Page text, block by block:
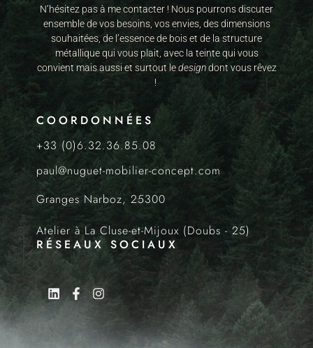
N’hésitez pas à me contacter ! Nous pourrons discuter
ensemble de vos besoins, vos envies, des dimensions
souhaitées, de l’essence de bois et de la structure
métallique qui vous plait, avec la teinte qui vous
convient mais aussi et surtout ledesigndont vous rêvez
!
COORDONNÉES
+33 (0)6.32.36.85.08
paul@nuguet-mobilier-concept.com
Granges Narboz, 25300
Atelier à La Cluse-et-Mijoux (Doubs - 25)
RÉSEAUX SOCIAUX